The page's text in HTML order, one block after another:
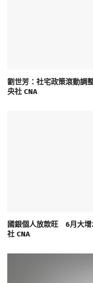
劉世芳：社宅政策滾動
央社 CNA
國銀個人放款旺 6月大
社 CNA